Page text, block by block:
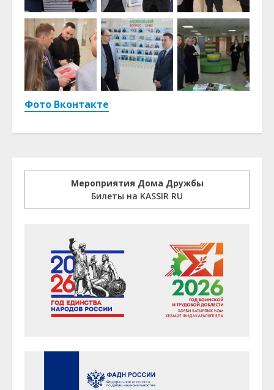
Фото Вконтакте
Мероприятия Дома Дружбы
Билеты на KASSIR RU